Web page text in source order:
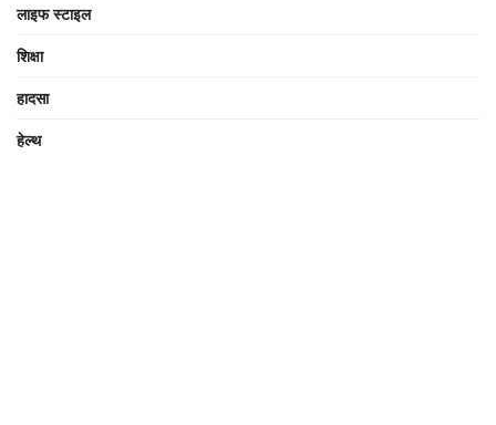
लाइफ स्टाइल
शिक्षा
हादसा
हेल्थ